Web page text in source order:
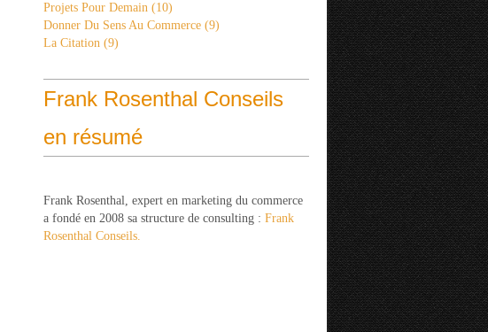
Projets Pour Demain (10)
Donner Du Sens Au Commerce (9)
La Citation (9)
Frank Rosenthal Conseils
en résumé
Frank Rosenthal, expert en marketing du commerce
a fondé en 2008 sa structure de consulting : Frank
Rosenthal Conseils.